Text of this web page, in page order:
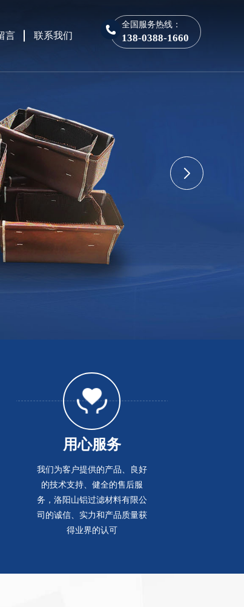
言 联系我们
全国服务热线：
138-0388-1660
用心服务
我们为客户提供的产品、良好
的技术支持、健全的售后服
务，洛阳山铝过滤材料有限公
司的诚信、实力和产品质量获
得业界的认可